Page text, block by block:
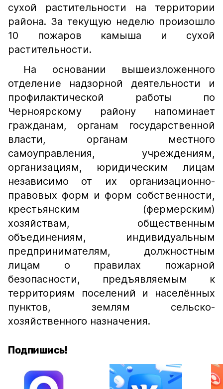
сухой растительности на территории
района. За текущую неделю произошло
10 пожаров камыша и сухой
растительности.
На основании вышеизложенного
отделение надзорной деятельности и
профилактической работы по
Черноярскому району напоминает
гражданам, органам государственной
власти, органам местного
самоуправления, учреждениям,
организациям, юридическим лицам
независимо от их организационно-
правовых форм и форм собственности,
крестьянским (фермерским)
хозяйствам, общественным
объединениям, индивидуальным
предпринимателям, должностным
лицам о правилах пожарной
безопасности, предъявляемым к
территориям поселений и населённых
пунктов, землям сельско-
хозяйственного назначения.
Подпишись!